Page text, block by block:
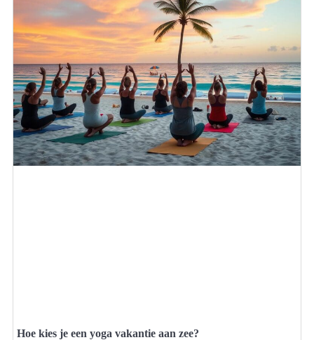
Hoe kies je een yoga vakantie aan zee?